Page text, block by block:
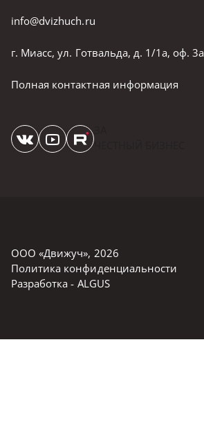
info@dvizhuch.ru
г. Миасс, ул. Готвальда, д. 1/1а, оф. 3а
Полная контактная информация
ООО «Движуч», 2026
Политика конфиденциальности
Разработка - ALGUS